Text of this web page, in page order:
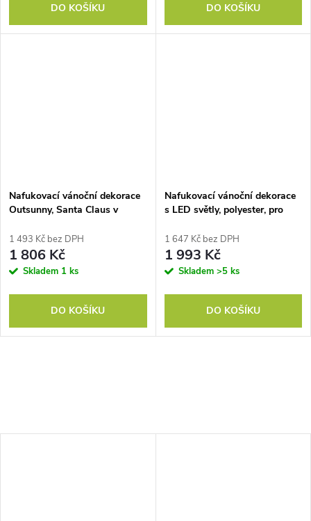
DO KOŠÍKU DO KOŠÍKU
Nafukovací vánoční dekorace
Outsunny, Santa Claus v
tkanina, LED světla, barevné
1 493 Kč bez DPH
1 806 Kč
Skladem 1 ks
DO KOŠÍKU
Nafukovací vánoční dekorace
s LED světly, polyester, pro
červená a zelená
1 647 Kč bez DPH
1 993 Kč
Skladem >5 ks
DO KOŠÍKU